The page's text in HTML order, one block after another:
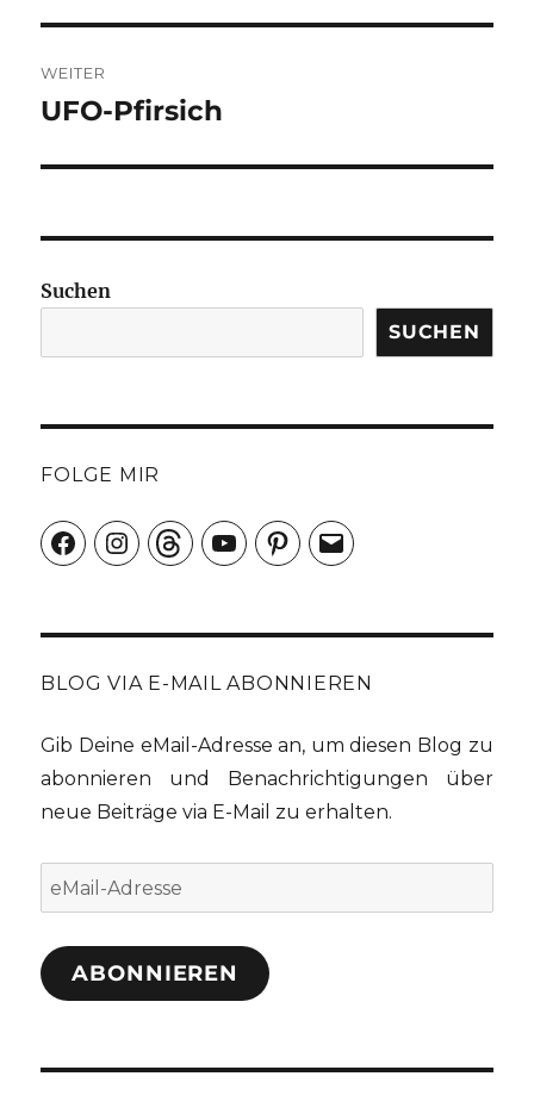
WEITER
Nächster
UFO-Pfirsich
Suchen
SUCHEN
FOLGE MIR
FacebookInstagramThreadsYouTubePinterest
E-
Mail
BLOG VIA E-MAIL ABONNIEREN
Gib Deine eMail-Adresse an, um diesen Blog zu
abonnieren und Benachrichtigungen über
neue Beiträge via E-Mail zu erhalten.
eMail-
Adresse
ABONNIEREN